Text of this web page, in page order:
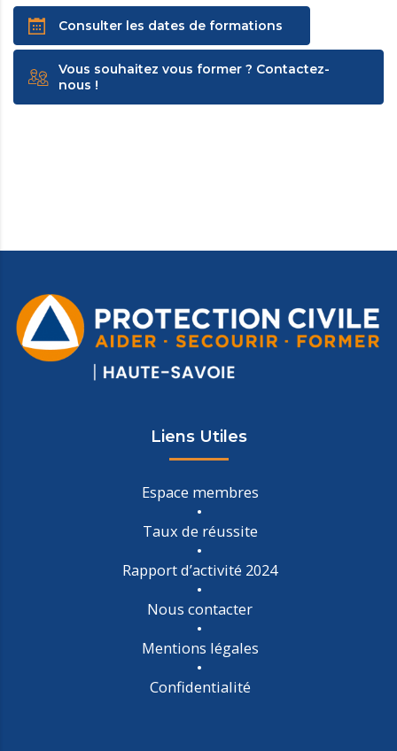
Consulter les dates de formations
Vous souhaitez vous former ? Contactez-
nous !
Liens Utiles
Espace membres
Taux de réussite
Rapport d’activité 2024
Nous contacter
Mentions légales
Confidentialité